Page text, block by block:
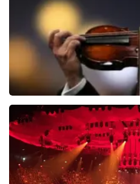
BEKIJKEN
Andre Rieu
5606+reviews
BEKIJKEN